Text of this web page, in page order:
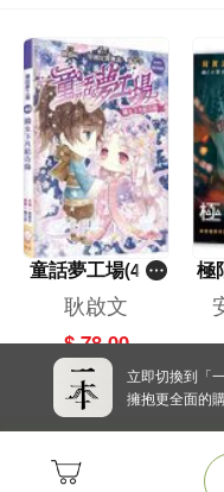
童話夢工場(40)
——織女下凡結
奇緣
耿啟文
$ 78.00
極
立即切換到「
擁抱更全面的